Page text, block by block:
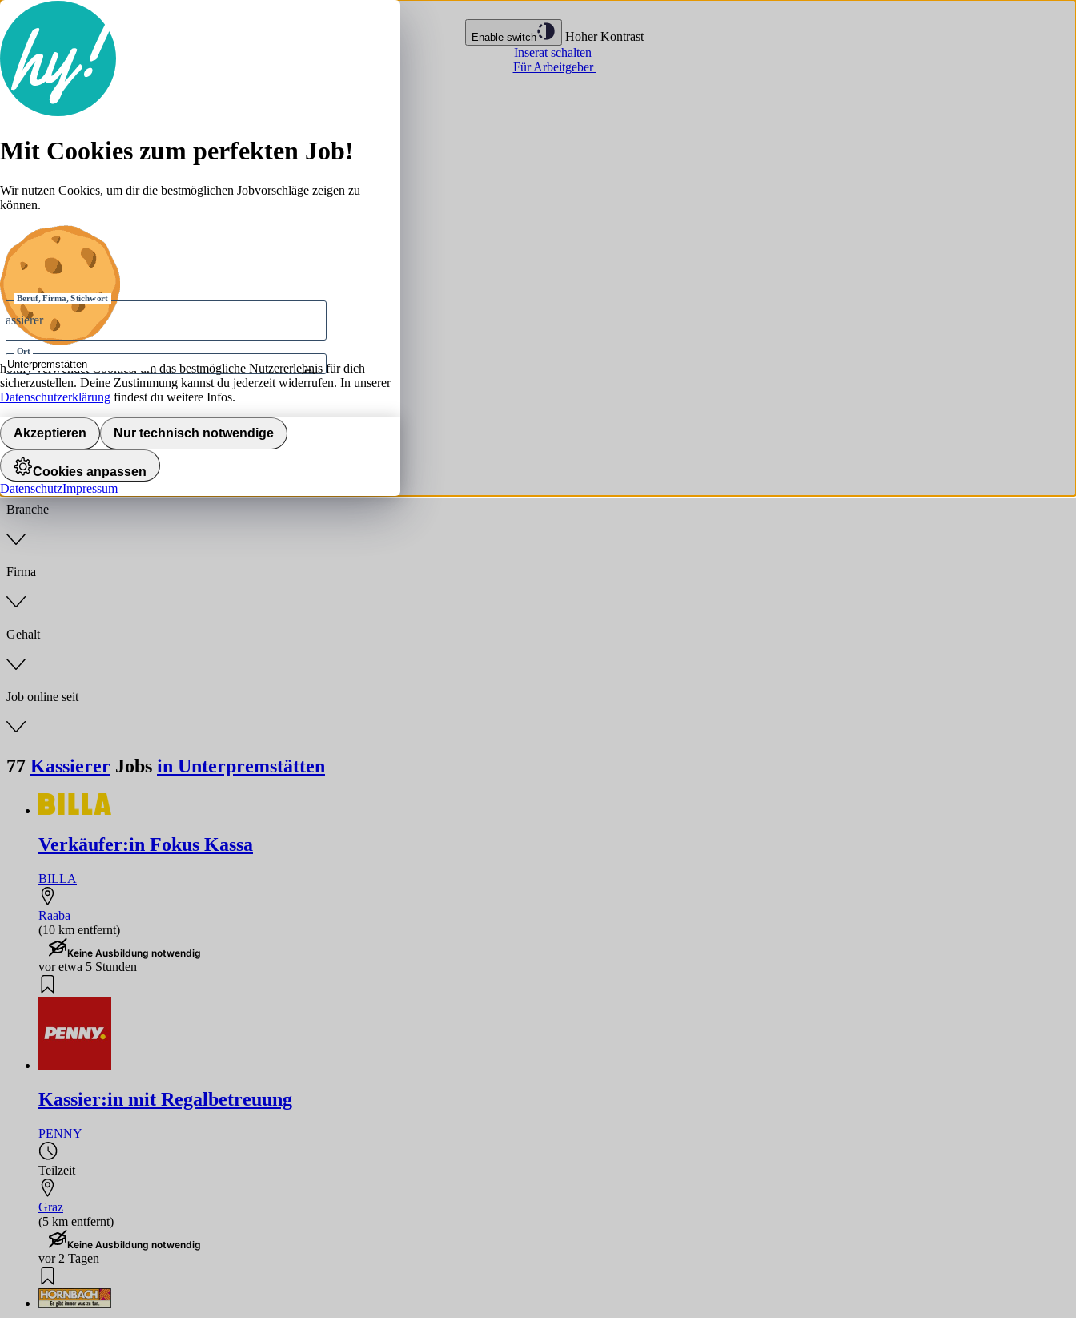
Enable switch
Hoher Kontrast
Inserat schalten
Für Arbeitgeber
Lebenslauf
Karriere-Tipps
Anmelden
Beruf, Firma, Stichwort
Ort
Umkreis
Jobs finden
Anstellungsart
Branche
Firma
Gehalt
Job online seit
77 Kassierer Jobs in Unterpremstätten
Verkäufer:in Fokus Kassa
BILLA
Raaba
(10 km entfernt)
Keine Ausbildung notwendig
vor etwa 5 Stunden
Kassier:in mit Regalbetreuung
PENNY
Teilzeit
Graz
(5 km entfernt)
Keine Ausbildung notwendig
vor 2 Tagen
Mit Cookies zum perfekten Job!
Wir nutzen Cookies, um dir die bestmöglichen Jobvorschläge zeigen zu
können.
hokify verwendet Cookies, um das bestmögliche Nutzererlebnis für dich
sicherzustellen. Deine Zustimmung kannst du jederzeit widerrufen. In unserer
Datenschutzerklärung findest du weitere Infos.
Akzeptieren Nur technisch notwendige
Cookies anpassen
DatenschutzImpressum